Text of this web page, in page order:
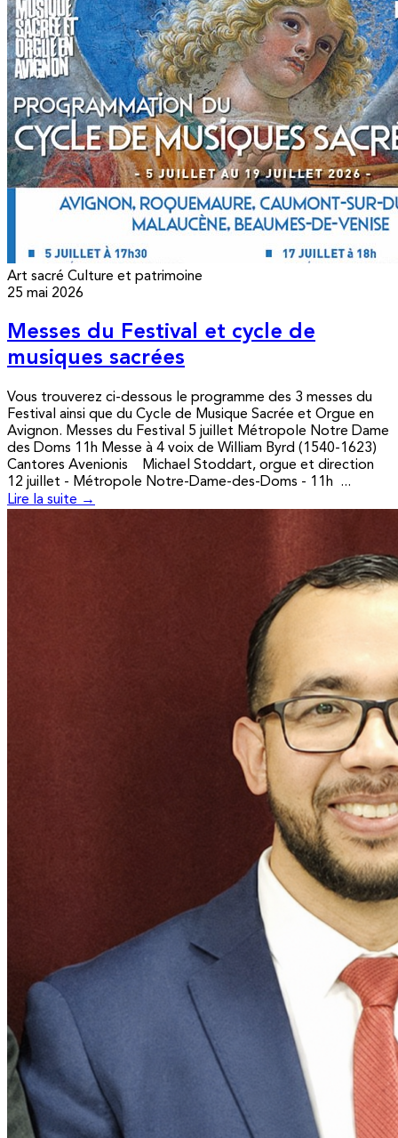
Art sacré Culture et patrimoine
25 mai 2026
Messes du Festival et cycle de
musiques sacrées
Vous trouverez ci-dessous le programme des 3 messes du
Festival ainsi que du Cycle de Musique Sacrée et Orgue en
Avignon. Messes du Festival 5 juillet Métropole Notre Dame
des Doms 11h Messe à 4 voix de William Byrd (1540-1623)
Cantores Avenionis Michael Stoddart, orgue et direction
12 juillet - Métropole Notre-Dame-des-Doms - 11h ...
Lire la suite →